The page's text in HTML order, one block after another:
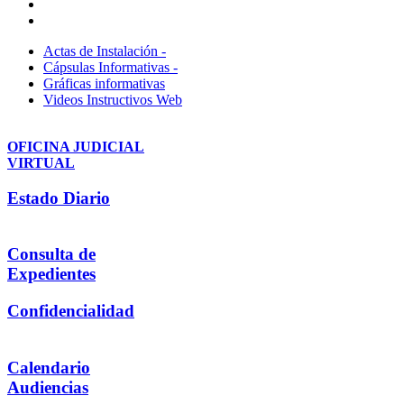
Actas de Instalación -
Cápsulas Informativas -
Gráficas informativas
Videos Instructivos Web
OFICINA JUDICIAL
VIRTUAL
Estado Diario
Consulta de
Expedientes
Confidencialidad
Calendario
Audiencias